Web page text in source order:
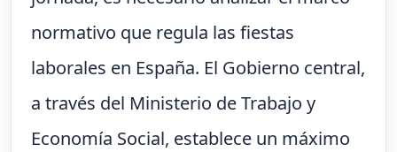
normativo que regula las fiestas
laborales en España. El Gobierno central,
a través del Ministerio de Trabajo y
Economía Social, establece un máximo